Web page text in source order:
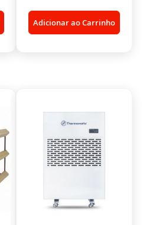
Adicionar ao Carrinho